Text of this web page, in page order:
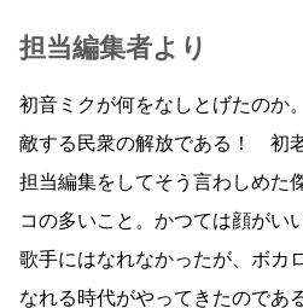
担当編集者より
初音ミクが何をなしとげたのか
敵する民衆の解放である！ 初
担当編集をしてそう言わしめ
コの多いこと。かつては顔がい
歌手にはなれなかったが、ボカ
なれる時代がやってきたのであ